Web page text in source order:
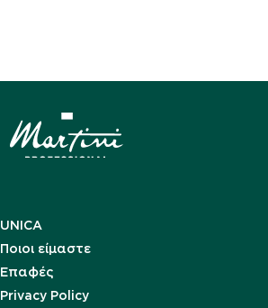
UNICA
Ποιοι είμαστε
Επαφές
Privacy Policy